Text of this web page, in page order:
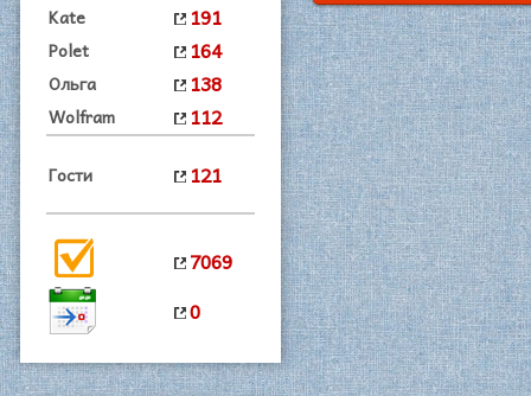
Kate 191
Polet 164
Ольга 138
Wolfram 112
Гости 121
7069
0